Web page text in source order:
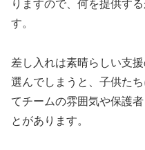
りますので、何を提供す
す。
差し入れは素晴らしい支
選んでしまうと、子供た
てチームの雰囲気や保護
とがあります。